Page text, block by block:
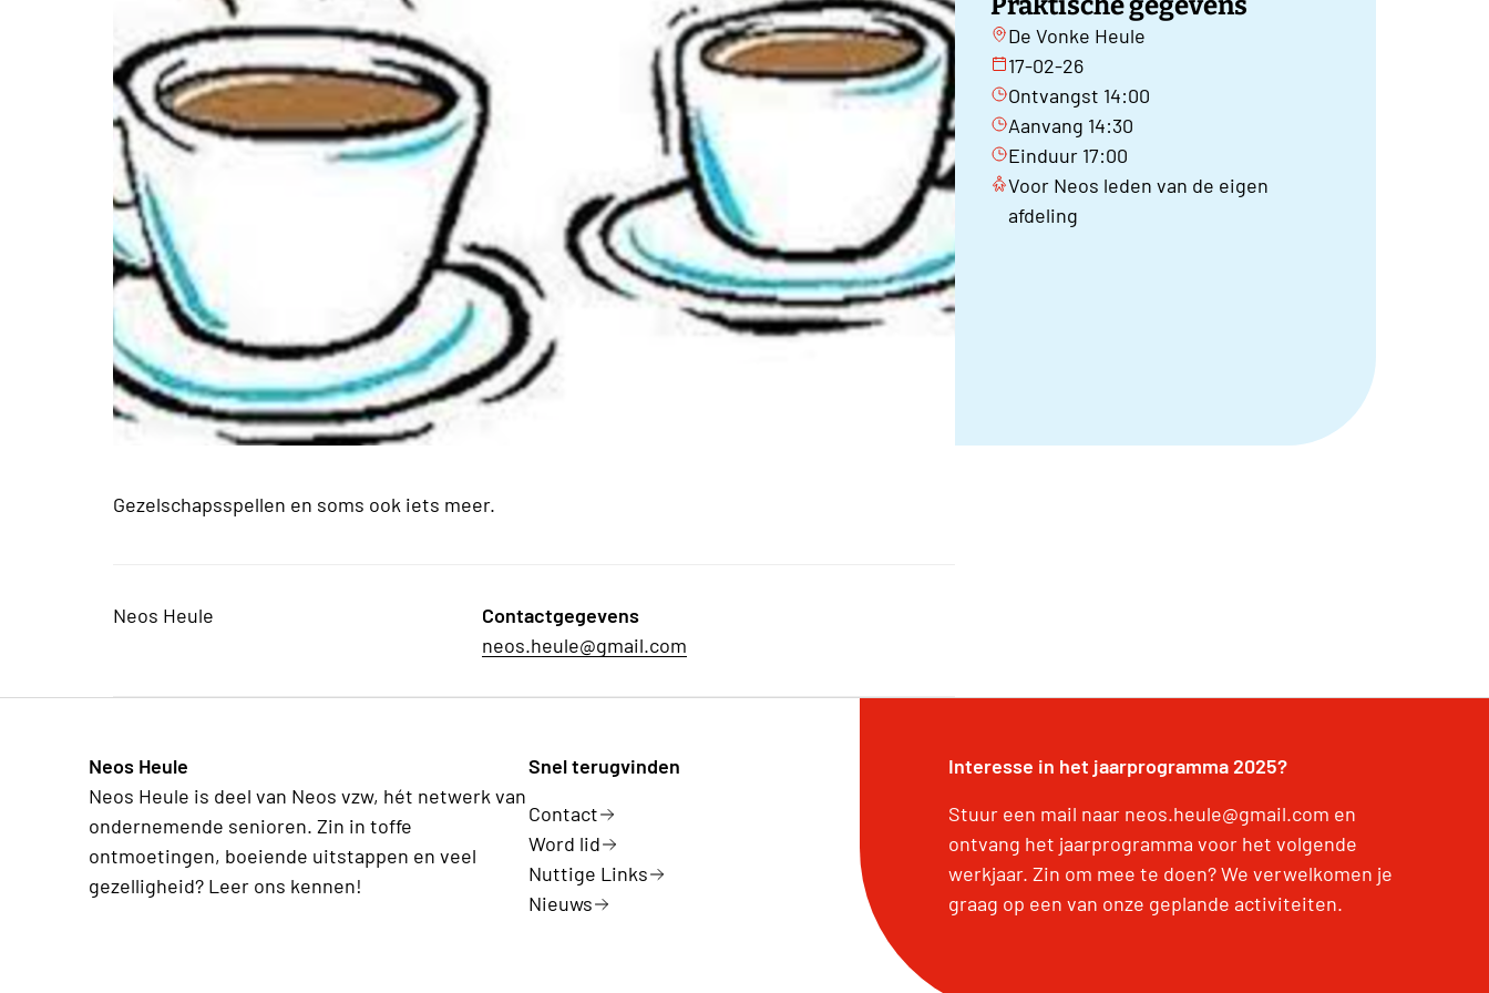
De Vonke Heule
17-02-26
Ontvangst 14:00
Aanvang 14:30
Einduur 17:00
Voor Neos leden van de eigen
afdeling
Gezelschapsspellen en soms ook iets meer.
Neos Heule
Contactgegevens
neos.heule@gmail.com
Neos Heule
Neos Heule is deel van Neos vzw, hét netwerk van
ondernemende senioren. Zin in toffe
ontmoetingen, boeiende uitstappen en veel
gezelligheid? Leer ons kennen!
Snel terugvinden
Contact
Word lid
Nuttige Links
Nieuws
Interesse in het jaarprogramma 2025?
Stuur een mail naar neos.heule@gmail.com en
ontvang het jaarprogramma voor het volgende
werkjaar. Zin om mee te doen? We verwelkomen je
graag op een van onze geplande activiteiten.